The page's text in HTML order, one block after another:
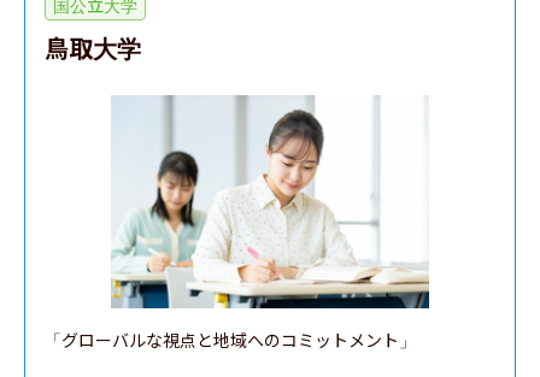
鳥取大学
「グローバルな視点と地域へのコミットメント」